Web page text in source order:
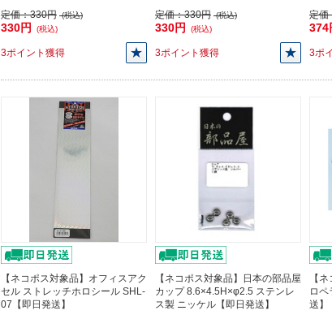
定価：330円 (税込)
330円 (税込)
3ポイント獲得
定価：330円 (税込)
330円 (税込)
3ポイント獲得
定価
374
3ポ
【ネコポス対象品】オフィスアク
セル ストレッチホロシール SHL-
07【即日発送】
【ネコポス対象品】日本の部品屋
カップ 8.6×4.5H×φ2.5 ステンレ
ス製 ニッケル【即日発送】
【
ロペ
送】